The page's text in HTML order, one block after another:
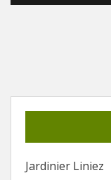
Jardinier Liniez